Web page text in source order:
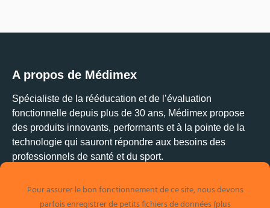
A propos de Médimex
Spécialiste de la rééducation et de l’évaluation
fonctionnelle depuis plus de 30 ans, Médimex propose
des produits innovants, performants et à la pointe de la
technologie qui sauront répondre aux besoins des
professionnels de santé et du sport.
Pour assurer le bon fonctionnement de ce site, nous devons
parfois enregistrer de petits fichiers de données (plus